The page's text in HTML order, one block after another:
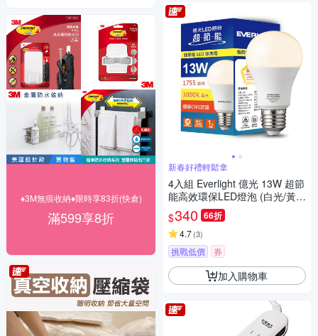
♦3M無痕收納♦限時享83折(快倉)
滿599享8折
新春好禮輕鬆拿
4入組 Everlight 億光 13W 超節
能高效環保LED燈泡 (白光/黃
光/自然光)
$340 66折
4.7(3)
挑戰低價 券
加入購物車